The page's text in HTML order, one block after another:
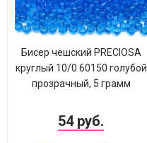
Бисер чешский PRECIOSA
круглый 10/0 60150 голубой
прозрачный, 5 грамм
54 руб.